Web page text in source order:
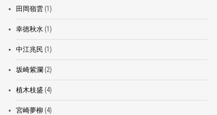
田岡嶺雲(1)
幸徳秋水(1)
中江兆民 (1)
坂崎紫瀾 (2)
植木枝盛 (4)
宮崎夢柳 (4)